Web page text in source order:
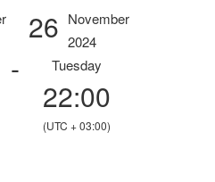
-
26 November
2024
Tuesday
22:00
(UTC + 03:00)